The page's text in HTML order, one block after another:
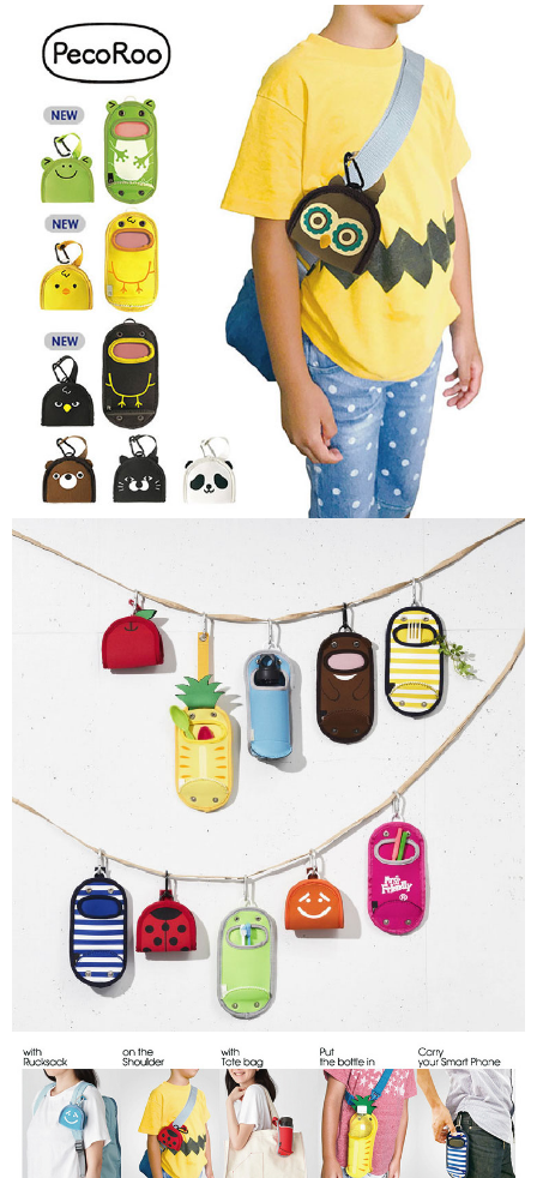
消。如遇「轉專審核」未通過狀況，表示未達大哥付你分期系統評分，恕無
法說明評估內容。
【繳款方式說明】
1.分期款項不併入電信帳單，「大哥付你分期」於每月結算日後寄送繳費提
2.透過簡訊連結打開帳單後，可選擇「超商條碼／台灣大直營門市／銀行轉
帳／街口支付／iPASS MONEY」等通路繳費。
【注意事項】
1.本服務係由「台灣大哥大股份有限公司」（以下簡稱本公司）所提供，讓
用戶於交易時，得透過本服務購買商品或服務，並由商店將買賣／分期付款
買賣價金債權讓與本公司後，依約使用本公司帳單繳交帳款。
2.基於同意付款使用「大哥付你分期」之契約關係目的，商店將以您的個人
資料（包含姓名、電話或地址）提供予台灣大哥大進項蒐集、處理及利用，
由本公司與您本人進行分期帳單所需資料之確認、核對及更正。
3.完整用戶服務條款，請詳閱以下連結：
https://oppay.tw/userRule
２．便利：只要手機號碼，簡訊認證，即可結帳。
３．安心：先確認商品／服務後，再付款。
【「AFTEE先享後付」結帳流程】
１．於結帳方式選擇「AFTEE先享後付」後，將跳轉至「AFTEE先享後付」
結帳頁面，進行簡訊認證並確認金額後，即可完成結帳。
２．訂單成立數日內，您將收到繳費通知簡訊。
３．收到繳費通知簡訊後14天內，點擊此簡訊中的連結，可透過四大超商／
ATM／網路銀行／等多元方式進行付款，方視為交易完成。
※ 請注意：結帳手續完成當下不需立刻繳費，但若您需要取消訂單，請聯絡
購買商品的店家。未經商家同意取消之訂單仍視為有效，需透過AFTEE先享
後付繳納相關費用。
※ 交易是否成功請以「AFTEE先享後付 」之結帳頁面顯示為準，若有關於
是否繳費成功／繳費後需取消欲退款等相關疑問，請聯繫「AFTEE先享後付
客戶支援中心」https://netprotections.freshdesk.com/support/home
【注意事項】
１．透過由恩沛科技股份有限公司提供之「AFTEE先享後付」服務完成之交
易，需依本服務之必要範圍內提供個人資料，並將交易相關給付款項請求債
權轉讓予恩沛科技股份有限公司。
２．關於個人資料處理事宜，請瀏覽以下網址：
https://aftee.tw/terms/#terms3
３．未成年的使用者請事先徵得法定代理人或監護人之同意方可使用
「AFTEE先享後付」，若未經同意申辦者引起之損失，本公司不負相關責
任。
４．使用「AFTEE先享後付」時，將依據個別帳號之用戶狀況，依本公司即
時審查核予不同之上限額度；若仍有額度不足之情形，本公司將視審查結果
請求用戶進行身份認證。
５．嚴禁一人註冊多個帳號或使用他人資訊註冊。若發現惡意使用之情形，
恩沛科技股份有限公司將有權停止該用戶之使用額度並採取法律行動。
付款後全家取貨
每筆NT$70，滿NT$1,000(含以上)免運費
付款後7-11取貨
每筆NT$70，滿NT$1,000(含以上)免運費
宅配
每筆NT$100，滿NT$1,200(含以上)免運費
京站台北店客服中心(1F星巴克旁) 即日起不提供京站紙袋，取件時
請自備購物袋，若需購買紙袋可現場詢問
免運費